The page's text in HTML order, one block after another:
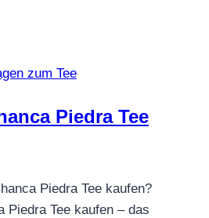
zum Tee
Piedra Tee
Piedra Tee kaufen?
Piedra Tee kaufen – das